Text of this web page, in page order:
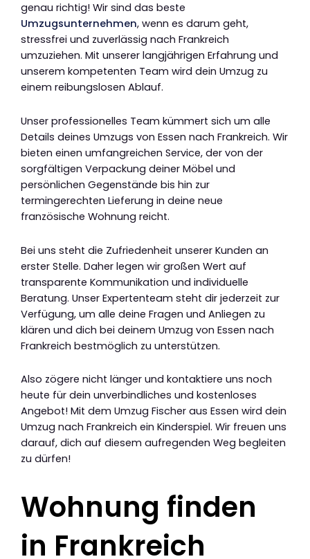
genau richtig! Wir sind das beste
Umzugsunternehmen, wenn es darum geht,
stressfrei und zuverlässig nach Frankreich
umzuziehen. Mit unserer langjährigen Erfahrung und
unserem kompetenten Team wird dein Umzug zu
einem reibungslosen Ablauf.
Unser professionelles Team kümmert sich um alle
Details deines Umzugs von Essen nach Frankreich. Wir
bieten einen umfangreichen Service, der von der
sorgfältigen Verpackung deiner Möbel und
persönlichen Gegenstände bis hin zur
termingerechten Lieferung in deine neue
französische Wohnung reicht.
Bei uns steht die Zufriedenheit unserer Kunden an
erster Stelle. Daher legen wir großen Wert auf
transparente Kommunikation und individuelle
Beratung. Unser Expertenteam steht dir jederzeit zur
Verfügung, um alle deine Fragen und Anliegen zu
klären und dich bei deinem Umzug von Essen nach
Frankreich bestmöglich zu unterstützen.
Also zögere nicht länger und kontaktiere uns noch
heute für dein unverbindliches und kostenloses
Angebot! Mit dem Umzug Fischer aus Essen wird dein
Umzug nach Frankreich ein Kinderspiel. Wir freuen uns
darauf, dich auf diesem aufregenden Weg begleiten
zu dürfen!
Wohnung finden
in Frankreich